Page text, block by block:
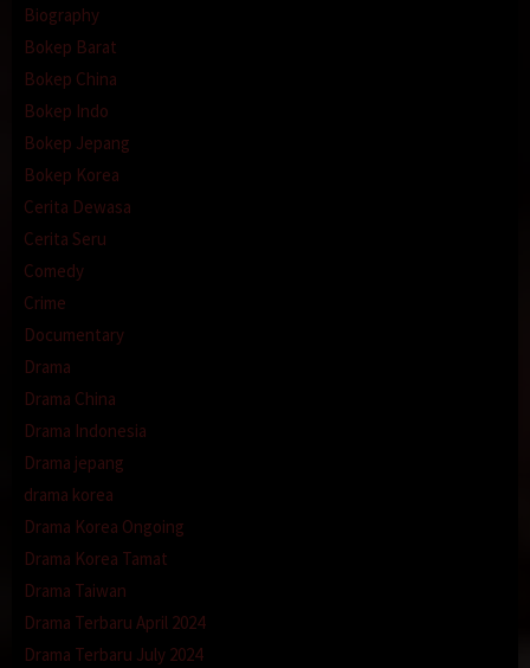
Biography
Bokep Barat
Bokep China
Bokep Indo
Bokep Jepang
Bokep Korea
Cerita Dewasa
Cerita Seru
Comedy
Crime
Documentary
Drama
Drama China
Drama Indonesia
Drama jepang
drama korea
Drama Korea Ongoing
Drama Korea Tamat
Drama Taiwan
Drama Terbaru April 2024
Drama Terbaru July 2024